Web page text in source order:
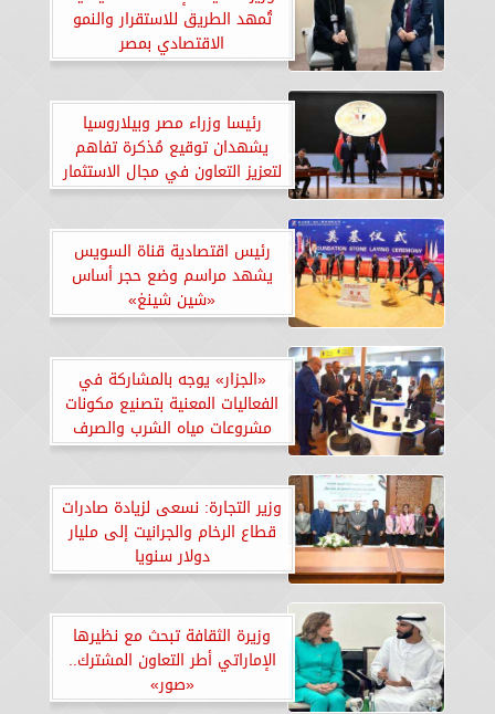
تُمهد الطريق للاستقرار والنمو
الاقتصادي بمصر
رئيسا وزراء مصر وبيلاروسيا
يشهدان توقيع مُذكرة تفاهم
لتعزيز التعاون في مجال الاستثمار
بين البلدين
رئيس اقتصادية قناة السويس
يشهد مراسم وضع حجر أساس
«شين شينغ»
«الجزار» يوجه بالمشاركة في
الفعاليات المعنية بتصنيع مكونات
مشروعات مياه الشرب والصرف
الصحي بمصر
وزير التجارة: نسعى لزيادة صادرات
قطاع الرخام والجرانيت إلى مليار
دولار سنويا
وزيرة الثقافة تبحث مع نظيرها
الإماراتي أطر التعاون المشترك..
«صور»